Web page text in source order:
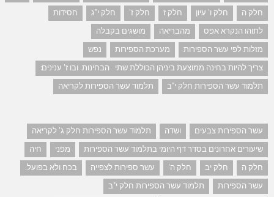
חלק ה
חלק ו' עיון חלק ז חלק ז' חלק י"ג
חסידות
לתוהו הנקרא אפס
מהבריאה
מושגים בקבלה
מזלות לפי עשר הספירות
מערכת הספירות
נפש
צריך להיות בחינה ממוצעת ביניהן הכוללת שתי הבחינות. ובו ז' ענינים:
תלמוד עשר הספירות חלק י"ב
תלמוד עשר הספירות לקריאה
עשר הספירות צבעים ושדה
תלמוד עשר הספירות חלק ג' לקריאה
שיעורים אחרונים בסדר דף היומי בתלמוד עשר הספירות
מפני
חיה
חלק ה
חלק יב חלק ה' עשר ספירות לצפייה
בכח ולא בפועל.
עשר הספירות
תלמוד עשר הספירות חלק י"ב